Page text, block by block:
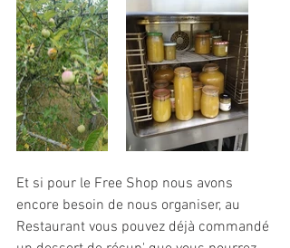
Et si pour le Free Shop nous avons
encore besoin de nous organiser, au
Restaurant vous pouvez déjà commandé